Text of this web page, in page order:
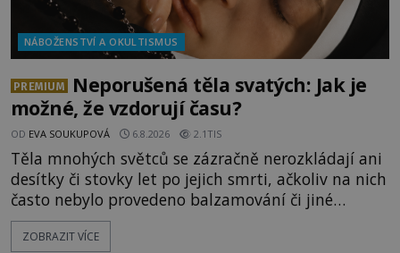
NÁBOŽENSTVÍ A OKULTISMUS
PREMIUM
Neporušená těla svatých: Jak je
možné, že vzdorují času?
OD EVA SOUKUPOVÁ 6.8.2026 2.1TIS
Těla mnohých světců se zázračně nerozkládají ani
desítky či stovky let po jejich smrti, ačkoliv na nich
často nebylo provedeno balzamování či jiné
pokusy o konzervaci. Neporušené ostatky bývají
považovány za důkaz svatosti zemřelých. Jaké
ZOBRAZIT VÍCE